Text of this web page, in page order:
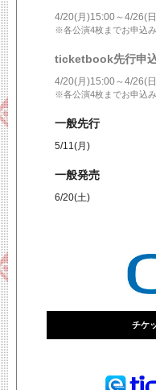
EXILE OFFICIAL FAN
三代目 J SOUL
劇団EXILE OFFICIAL
GENERATIONS
THE RAMPAGE
FANTASTICS
BALLISTIK BOYZ
THE JET BOY
WOLF HOWL
4/20(月)15:00～4/26(
※各公演4枚までお申込
ticketbook先行申
4/20(月)15:00～4/26(
※各公演4枚までお申込
一般先行
5/11(月)
一般発売
6/20(土)
チケ